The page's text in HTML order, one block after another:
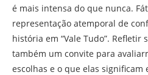
é mais intensa do que nunca.
representação atemporal de
história em “Vale Tudo”. Refletir
também um convite para
escolhas e o que elas significam